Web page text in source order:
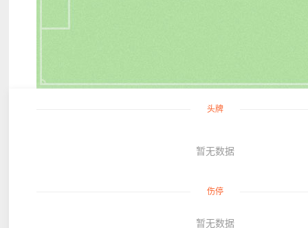
头牌
暂无数据
伤停
暂无数据